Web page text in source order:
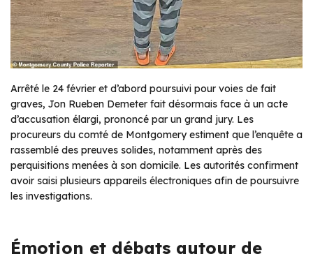
Arrêté le 24 février et d’abord poursuivi pour voies de fait
graves, Jon Rueben Demeter fait désormais face à un acte
d’accusation élargi, prononcé par un grand jury. Les
procureurs du comté de Montgomery estiment que l’enquête a
rassemblé des preuves solides, notamment après des
perquisitions menées à son domicile. Les autorités confirment
avoir saisi plusieurs appareils électroniques afin de poursuivre
les investigations.
Émotion et débats autour de